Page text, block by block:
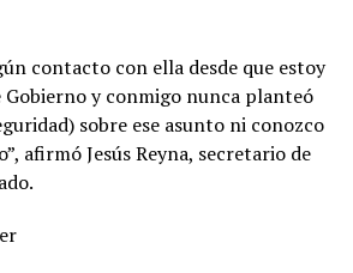
contacto con ella desde que estoy
Gobierno y conmigo nunca planteó
sobre ese asunto ni conozco
afirmó Jesús Reyna, secretario de